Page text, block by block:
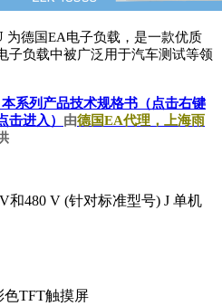
为德国EA电子负载，是一款优质
子负载中被广泛用于汽车测试等领
本系列产品技术规格书（点击右键
击进入） 由德国EA代理，上海雨
和480 V (针对标准型号) J 单机
色TFT触摸屏